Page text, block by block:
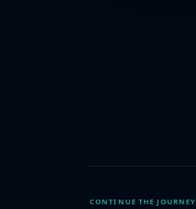
CONTINUE THE JOURNEY